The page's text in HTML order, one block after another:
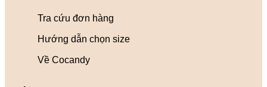
Tra cứu đơn hàng
Hướng dẫn chọn size
Về Cocandy